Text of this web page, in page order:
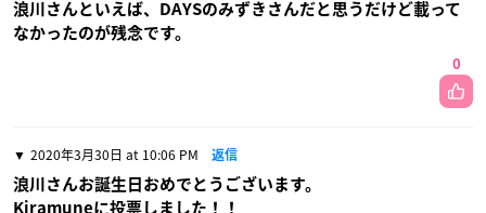
浪川さんといえば、DAYSのみずきさんだと思うだけど載って
なかったのが残念です。
0
2020年3月30日 at 10:06 PM 返信
浪川さんお誕生日おめでとうございます。
Kiramuneに投票しました！！